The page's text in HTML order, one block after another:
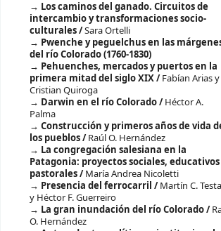
Los caminos del ganado. Circuitos de
intercambio y transformaciones socio-
culturales /Sara Ortelli
Pwenche y peguelchus en las
del río Colorado (1760-1830)
Pehuenches, mercados y puertos en la
primera mitad del siglo XIX /Fabían Arias y
Cristian Quiroga
Darwin en el río Colorado /Héctor A.
Palma
Construcción y primeros años de vida
los pueblos /Raúl O. Hernández
La congregación salesiana en la
Patagonia: proyectos sociales, educativos
pastorales /María Andrea Nicoletti
Presencia del ferrocarril /Martín C.
y Héctor F. Guerreiro
La gran inundación del río Colorado /
O. Hernández